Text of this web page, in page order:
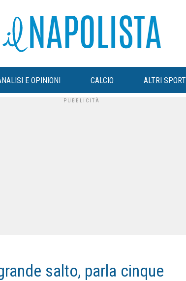
E OPINIONI CALCIO ALTRI SPORT
salto, parla cinque